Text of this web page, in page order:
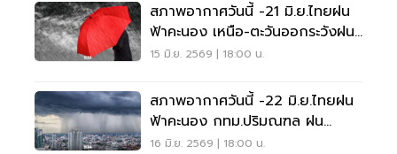
สภาพอากาศวันนี้ -21 มิ.ย.ไทยฝน
ฟ้าคะนอง เหนือ-ตะวันออกระวังฝน
ตกหนักบางแห่ง
15 มิ.ย. 2569 | 18:00 น.
สภาพอากาศวันนี้ -22 มิ.ย.ไทยฝน
ฟ้าคะนอง กทม.ปริมณฑล ฝน
ตกหนักบางแห่ง
16 มิ.ย. 2569 | 18:00 น.